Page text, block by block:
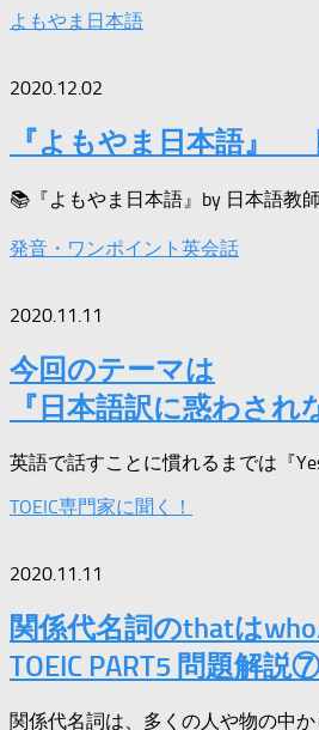
よもやま日本語
2020.12.02
『よもやま日本語』
📚『よもやま日本語』by 日本語
発音・ワンポイント英会話
2020.11.11
今回のテーマは
『日本語訳に惑わされ
英語で話すことに慣れるまでは『
TOEIC専門家に聞く！
2020.11.11
関係代名詞のthatは
TOEIC PART5 問題解
関係代名詞は、多くの人や物の中